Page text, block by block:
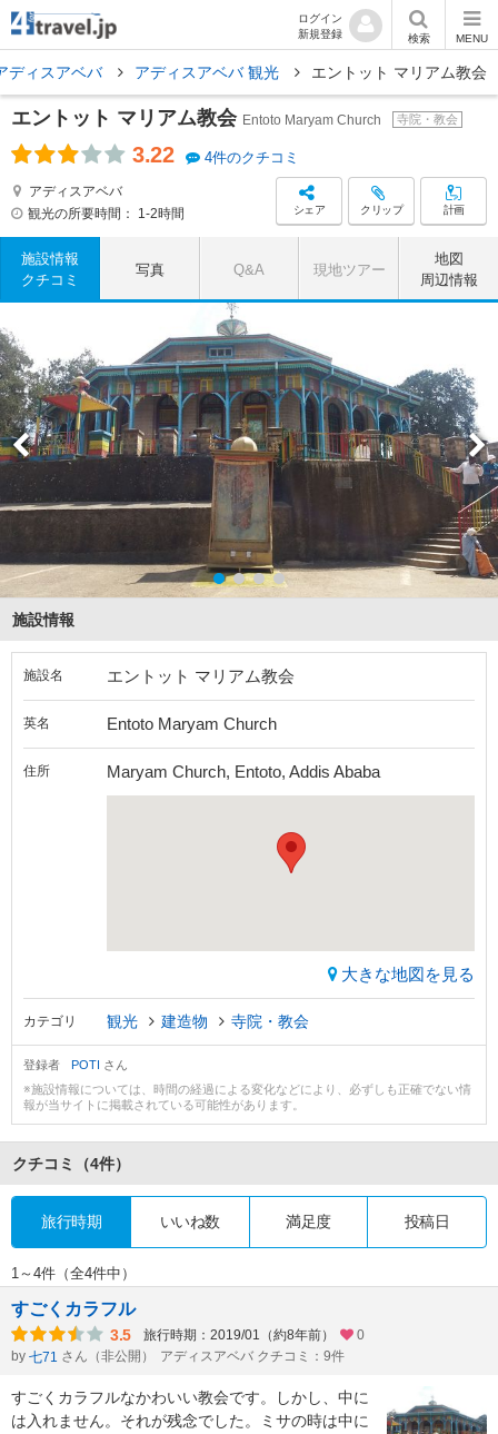
ログイン
新規登録
検索 MENU
ディスアベバ アディスアベバ 観光 エントット マリアム教会
エントット マリアム教会 Entoto Maryam Church 寺院・教会
3.22 4件のクチコミ
アディスアベバ
観光の所要時間：
1-2時間 シェア クリップ 計画
施設情報
クチコミ
写真 Q&A 現地ツアー
地図
周辺情報
施設情報
施設名 エントット マリアム教会
英名 Entoto Maryam Church
住所 Maryam Church, Entoto, Addis Ababa
大きな地図を見る
カテゴリ 観光 建造物 寺院・教会
登録者 POTI さん
※施設情報については、時間の経過による変化などにより、必ずしも正確でない情
報が当サイトに掲載されている可能性があります。
クチコミ （4件）
旅行時期 いいね数 満足度 投稿日
1～4件（全4件中）
すごくカラフル
3.5 旅行時期：2019/01（約8年前）
0
by 七71 さん（非公開） アディスアベバ クチコミ：9件
すごくカラフルなかわいい教会です。しかし、中に
は入れません。それが残念でした。ミサの時は中に